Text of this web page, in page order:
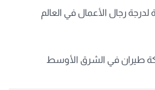
رجال الأعمال في العالم
طيران في الشرق الأوسط